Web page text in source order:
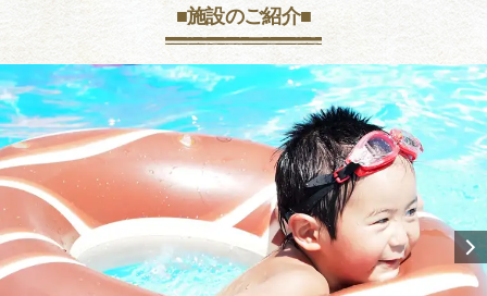
■施設のご紹介■